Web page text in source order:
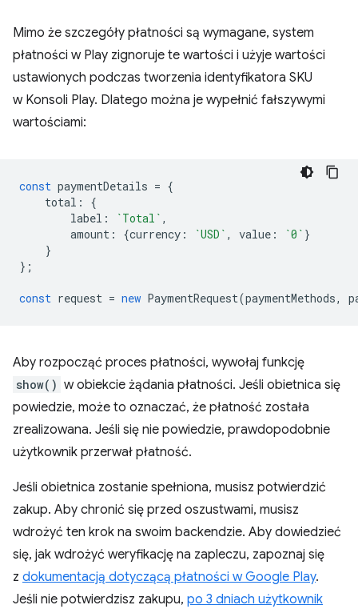
Mimo że szczegóły płatności są wymagane, system
płatności w Play zignoruje te wartości i użyje wartości
ustawionych podczas tworzenia identyfikatora SKU
w Konsoli Play. Dlatego można je wypełnić fałszywymi
wartościami:
const paymentDetails = {
total :
{
label : `Total` ,
amount : {currency : `USD` , value : `0` }
}
};
const request = new PaymentRequest(paymentMethods,
Aby rozpocząć proces płatności, wywołaj funkcję
show() w obiekcie żądania płatności. Jeśli obietnica się
powiedzie, może to oznaczać, że płatność została
zrealizowana. Jeśli się nie powiedzie, prawdopodobnie
użytkownik przerwał płatność.
Jeśli obietnica zostanie spełniona, musisz potwierdzić
zakup. Aby chronić się przed oszustwami, musisz
wdrożyć ten krok na swoim backendzie. Aby dowiedzieć
się, jak wdrożyć weryfikację na zapleczu, zapoznaj się
z dokumentacją dotyczącą płatności w Google Play.
Jeśli nie potwierdzisz zakupu, po 3 dniach użytkownik